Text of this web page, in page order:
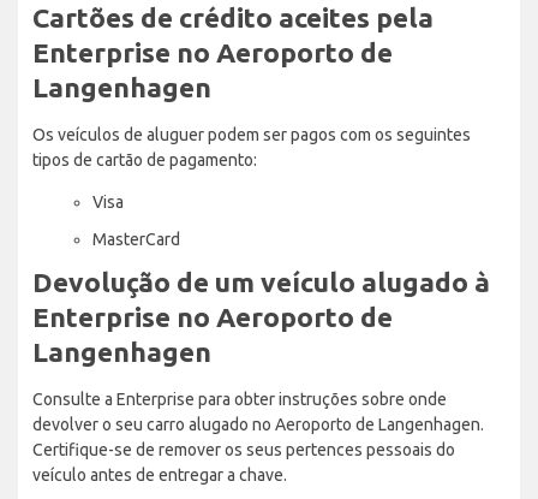
Cartões de crédito aceites pela
Enterprise no Aeroporto de
Langenhagen
Os veículos de aluguer podem ser pagos com os seguintes
tipos de cartão de pagamento:
Visa
MasterCard
Devolução de um veículo alugado à
Enterprise no Aeroporto de
Langenhagen
Consulte a Enterprise para obter instruções sobre onde
devolver o seu carro alugado no Aeroporto de Langenhagen.
Certifique-se de remover os seus pertences pessoais do
veículo antes de entregar a chave.